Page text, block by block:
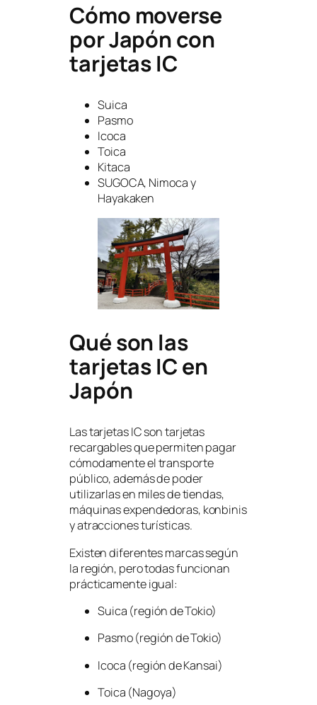
Cómo moverse
por Japón con
tarjetas IC
Suica
Pasmo
Icoca
Toica
Kitaca
SUGOCA, Nimoca y
Hayakaken
Qué son las
tarjetas IC en
Japón
Las tarjetas IC son tarjetas
recargables que permiten pagar
cómodamente el transporte
público, además de poder
utilizarlas en miles de tiendas,
máquinas expendedoras, konbinis
y atracciones turísticas.
Existen diferentes marcas según
la región, pero todas funcionan
prácticamente igual:
Suica (región de Tokio)
Pasmo (región de Tokio)
Icoca (región de Kansai)
Toica (Nagoya)